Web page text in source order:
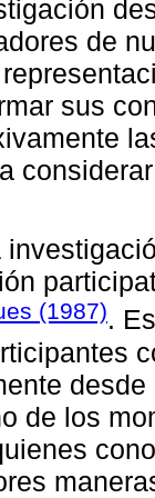
de
sus
(1987).
de los